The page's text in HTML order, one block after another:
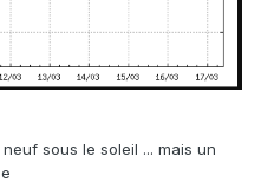
sous le soleil ... mais un